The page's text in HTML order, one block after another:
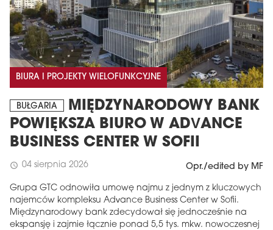
BIURA I PROJEKTY WIELOFUNKCYJNE
BUŁGARIA
MIĘDZYNARODOWY BANK
POWIĘKSZA BIURO W ADVANCE
BUSINESS CENTER W SOFII
schedule 04 sierpnia 2026 Opr./edited by MF
Grupa GTC odnowiła umowę najmu z jednym z kluczowych
najemców kompleksu Advance Business Center w Sofii.
Międzynarodowy bank zdecydował się jednocześnie na
ekspansję i zajmie łącznie ponad 5,5 tys. mkw. nowoczesnej